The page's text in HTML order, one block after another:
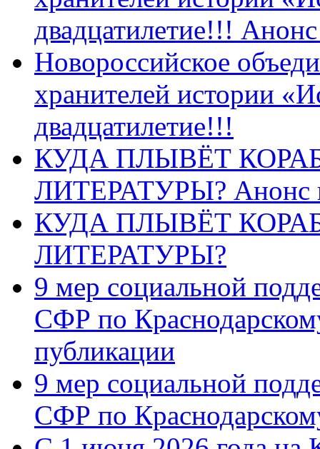
двадцатилетие!!!
Новороссийское
хранителей истории
двадцатилетие!!!
КУДА ПЛЫВЁТ
ЛИТЕРАТУРЫ? Анонс
КУДА ПЛЫВЁТ
ЛИТЕРАТУРЫ?
9 мер социальной
СФР по
публикации
9 мер социальной
СФР по